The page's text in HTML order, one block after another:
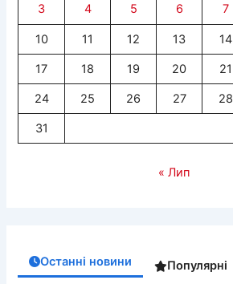
3 4 5 6 7
10 11 12 13 14
17 18 19 20 21
24 25 26 27 28
31
« Лип
Останні новини Популярні